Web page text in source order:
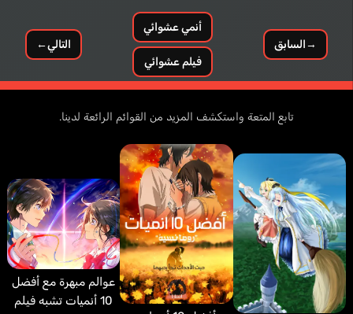
→السابق
أنمي عشوائي
فيلم عشوائي
التالي←
تابع المتعة واستكشف المزيد من القوائم الرائعة لدينا.
عوالم مبهرة مع أفضل
10 أنميات تشبه فيلم